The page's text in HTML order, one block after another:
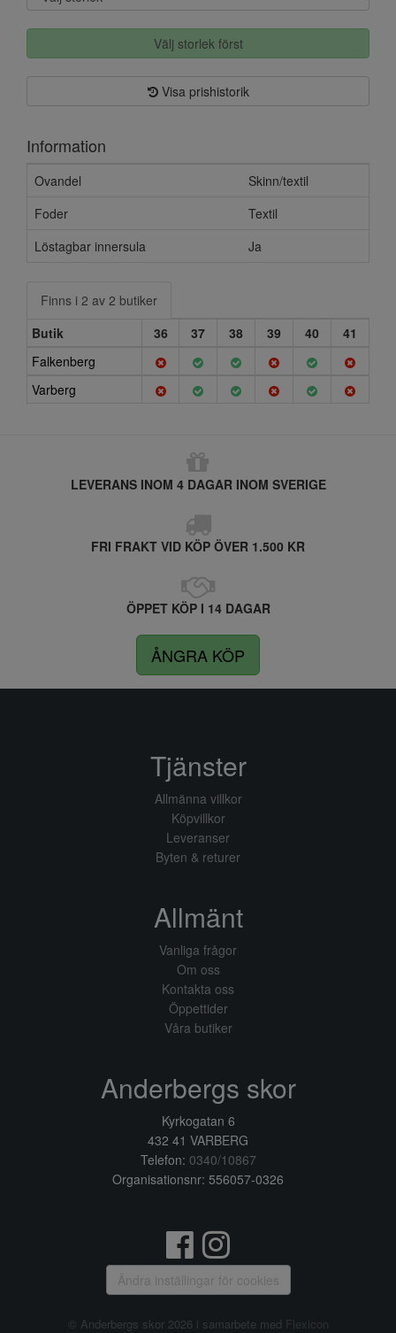
Välj storlek först
Visa prishistorik
Information
Ovandel
Skinn/textil
Foder
Textil
Löstagbar innersula
Ja
Finns i 2 av 2 butiker
Butik
36 37 38 39 40
41
Falkenberg
Varberg
LEVERANS INOM 4 DAGAR INOM SVERIGE
FRI FRAKT VID KÖP ÖVER 1.500 KR
ÖPPET KÖP I 14 DAGAR
ÅNGRA KÖP
Tjänster
Allmänna villkor
Köpvillkor
Leveranser
Byten & returer
Allmänt
Vanliga frågor
Om oss
Kontakta oss
Öppettider
Våra butiker
Anderbergs skor
Kyrkogatan 6
432 41 VARBERG
Telefon: 0340/10867
Organisationsnr: 556057-0326
Ändra inställingar för cookies
© Anderbergs skor 2026 i samarbete med Flexicon